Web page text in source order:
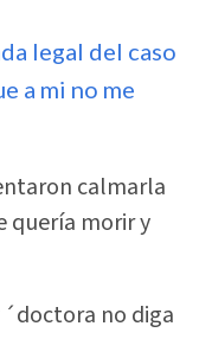
legal del caso
a mi no me
calmarla
quería morir y
no diga